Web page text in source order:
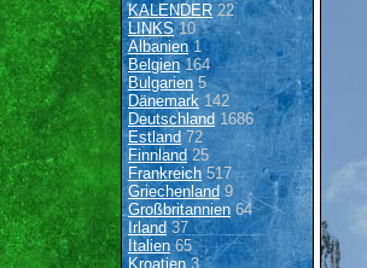
KALENDER22
LINKS10
Albanien1
Belgien164
Bulgarien 5
Dänemark142
Deutschland 1686
Estland 72
Finnland 25
Frankreich517
Griechenland9
Großbritannien64
Irland 37
Italien65
Kroatien3